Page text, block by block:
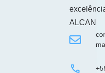
ALCAN